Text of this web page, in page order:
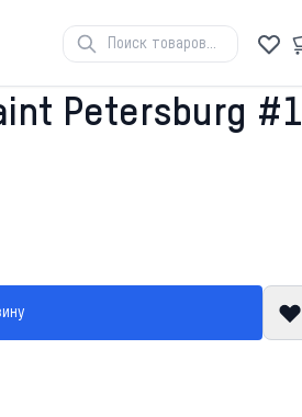
Petersburg #1